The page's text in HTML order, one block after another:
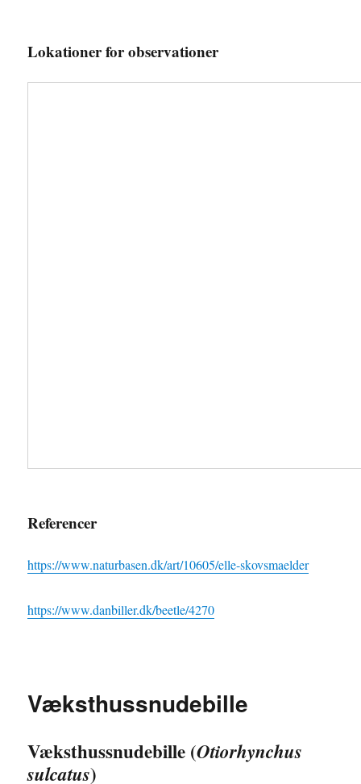
Lokationer for observationer
Referencer
https://www.naturbasen.dk/art/10605/elle-skovsmaelder
https://www.danbiller.dk/beetle/4270
Væksthussnudebille
Væksthussnudebille (Otiorhynchus
sulcatus)